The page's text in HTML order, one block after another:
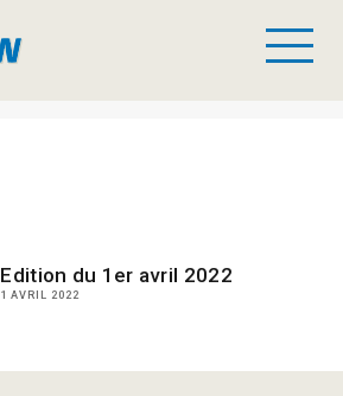
Edition du 1er avril 2022
1 AVRIL 2022